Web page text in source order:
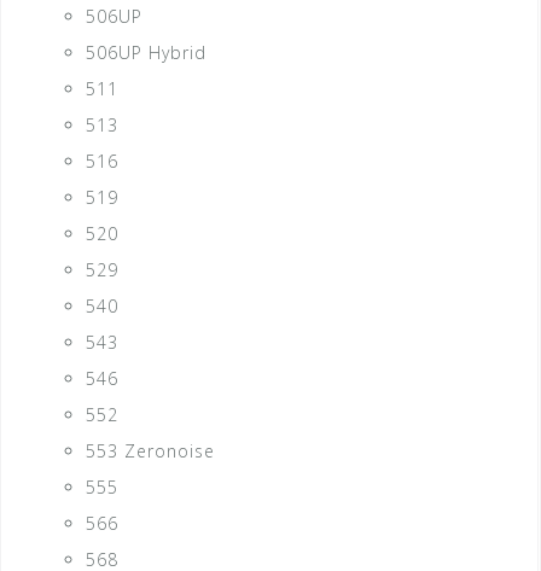
506UP
506UP Hybrid
511
513
516
519
520
529
540
543
546
552
553 Zeronoise
555
566
568